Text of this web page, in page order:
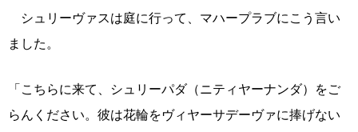
シュリーヴァスは庭に行って、マハープラブにこう言い
ました。
「こちらに来て、シュリーパダ（ニティヤーナンダ）をご
らんください。彼は花輪をヴィヤーサデーヴァに捧げない